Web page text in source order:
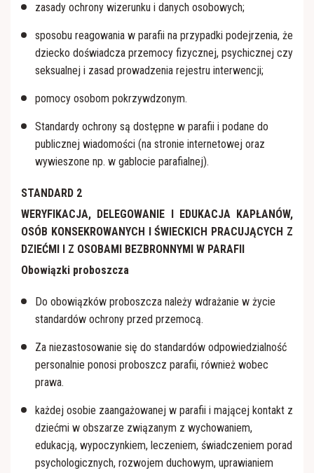
zasady ochrony wizerunku i danych osobowych;
sposobu reagowania w parafii na przypadki podejrzenia, że
dziecko doświadcza przemocy fizycznej, psychicznej czy
seksualnej i zasad prowadzenia rejestru interwencji;
pomocy osobom pokrzywdzonym.
Standardy ochrony są dostępne w parafii i podane do
publicznej wiadomości (na stronie internetowej oraz
wywieszone np. w gablocie parafialnej).
STANDARD 2
WERYFIKACJA, DELEGOWANIE I EDUKACJA KAPŁANÓW,
OSÓB KONSEKROWANYCH I ŚWIECKICH PRACUJĄCYCH Z
DZIEĆMI I Z OSOBAMI BEZBRONNYMI W PARAFII
Obowiązki proboszcza
Do obowiązków proboszcza należy wdrażanie w życie
standardów ochrony przed przemocą.
Za niezastosowanie się do standardów odpowiedzialność
personalnie ponosi proboszcz parafii, również wobec
prawa.
każdej osobie zaangażowanej w parafii i mającej kontakt z
dziećmi w obszarze związanym z wychowaniem,
edukacją, wypoczynkiem, leczeniem, świadczeniem porad
psychologicznych, rozwojem duchowym, uprawianiem